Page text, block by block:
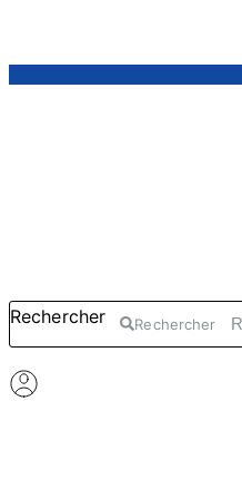
Rechercher Rechercher